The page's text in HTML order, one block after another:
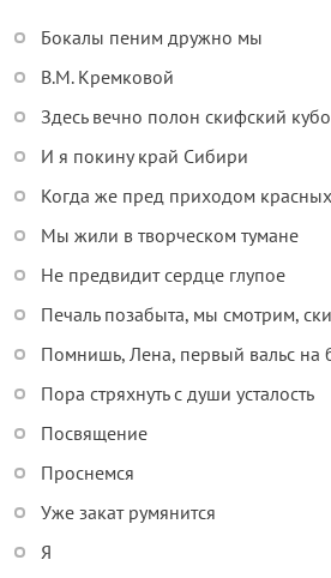
Бокалы пеним дружно мы
В.М. Кремковой
Здесь вечно полон скифский
И я покину край Сибири
Когда же пред приходом красных
Мы жили в творческом тумане
Не предвидит сердце глупое
Печаль позабыта, мы смотрим,
Помнишь, Лена, первый вальс на
Пора стряхнуть с души усталость
Посвящение
Проснемся
Уже закат румянится
Я